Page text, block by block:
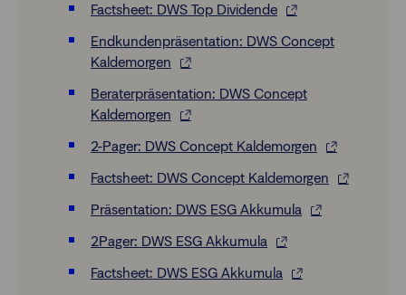
Factsheet: DWS Top Dividende
Endkundenpräsentation: DWS Concept
Kaldemorgen
Beraterpräsentation: DWS Concept
Kaldemorgen
2-Pager: DWS Concept Kaldemorgen
Factsheet: DWS Concept Kaldemorgen
Präsentation: DWS ESG Akkumula
2Pager: DWS ESG Akkumula
Factsheet: DWS ESG Akkumula